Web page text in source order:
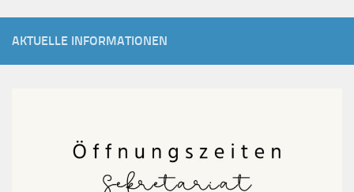
AKTUELLE INFORMATIONEN